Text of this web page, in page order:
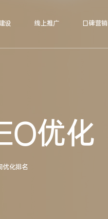
设 线上推广 口碑营销
优化
优化排名